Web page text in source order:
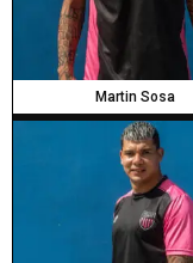
Martin Sosa